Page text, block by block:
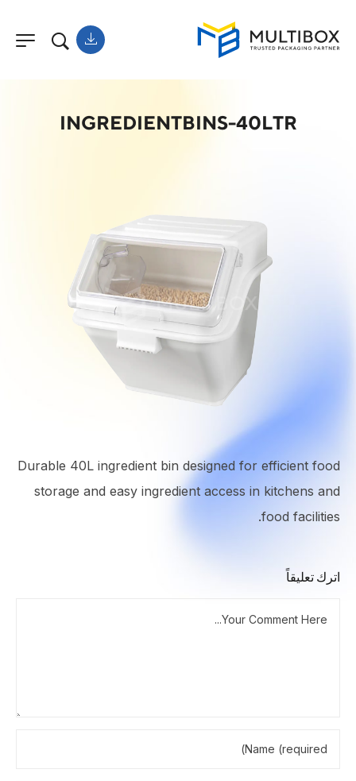
INGREDIENTBINS-40LTR
Durable 40L ingredient bin designed for efficient food
storage and easy ingredient access in kitchens and
food facilities.
اترك تعليقاً